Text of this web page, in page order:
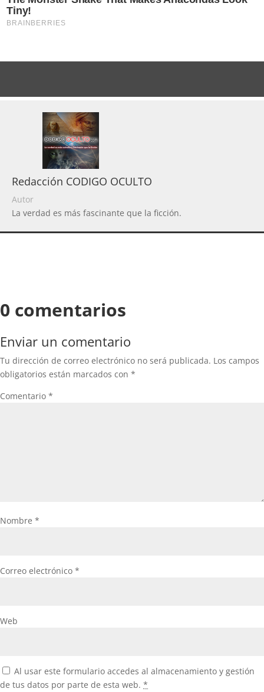
Redacción CODIGO OCULTO
Autor
La verdad es más fascinante que la ficción.
0 comentarios
Enviar un comentario
Tu dirección de correo electrónico no será publicada. Los campos
obligatorios están marcados con *
Comentario *
Nombre *
Correo electrónico *
Web
Al usar este formulario accedes al almacenamiento y gestión
de tus datos por parte de esta web. *